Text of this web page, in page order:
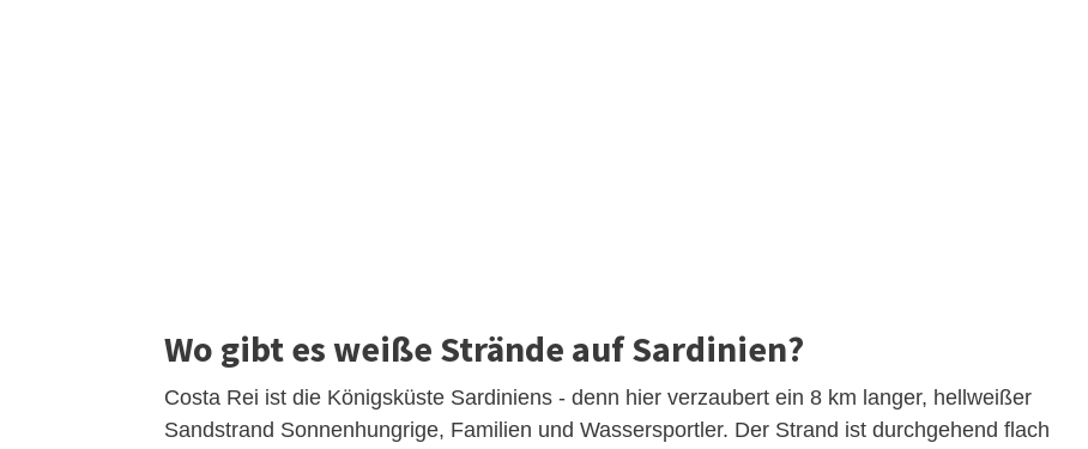
Wo gibt es weiße Strände auf Sardinien?
Costa Rei ist die Königsküste Sardiniens - denn hier verzaubert ein 8 km langer, hellweißer
Sandstrand Sonnenhungrige, Familien und Wassersportler. Der Strand ist durchgehend flach